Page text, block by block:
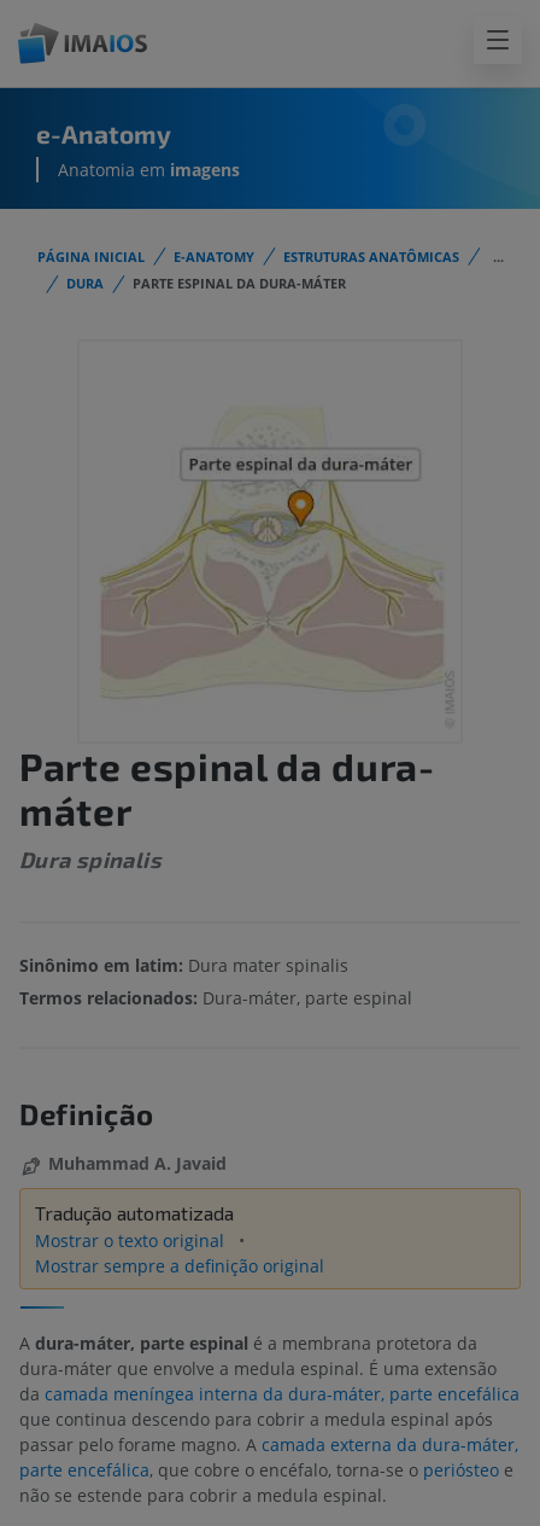
e-Anatomy
Anatomia em imagens
PÁGINA INICIAL E-ANATOMY ESTRUTURAS ANATÔMICAS
...
DURA
PARTE ESPINAL DA DURA-MÁTER
Parte espinal da dura-
máter
Dura spinalis
Sinônimo em latim: Dura mater spinalis
Termos relacionados: Dura-máter, parte espinal
Definição
Muhammad A. Javaid
Tradução automatizada
Mostrar o texto original
Mostrar sempre a definição original
A dura-máter, parte espinal é a membrana protetora da
dura-máter que envolve a medula espinal. É uma extensão
da camada meníngea interna da dura-máter, parte encefálica
que continua descendo para cobrir a medula espinal após
passar pelo forame magno. A camada externa da dura-máter,
parte encefálica, que cobre o encéfalo, torna-se o periósteo e
não se estende para cobrir a medula espinal.